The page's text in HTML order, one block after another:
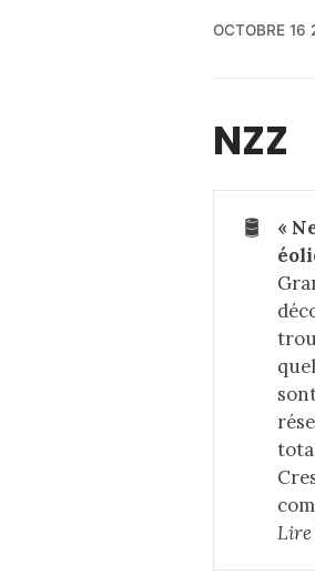
OCTOBRE 16
NZZ
🛢️
«
Lire